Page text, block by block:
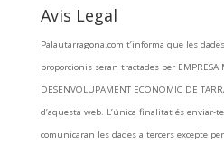
Avis Legal
Palautarragona.com t’informa que les
proporcionis seran tractades per EMPRESA
DESENVOLUPAMENT ECONOMIC DE
d’aquesta web. L’única finalitat és enviar-
comunicaran les dades a tercers excepte